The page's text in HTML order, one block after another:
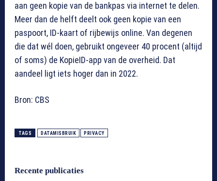
aan geen kopie van de bankpas via internet te delen.
Meer dan de helft deelt ook geen kopie van een
paspoort, ID-kaart of rijbewijs online. Van degenen
die dat wél doen, gebruikt ongeveer 40 procent (altijd
of soms) de KopieID-app van de overheid. Dat
aandeel ligt iets hoger dan in 2022.
Bron: CBS
TAGS DATAMISBRUIK PRIVACY
Recente publicaties